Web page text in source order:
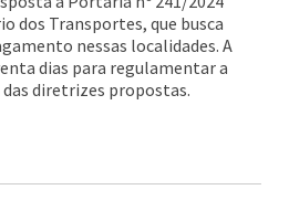
dos Transportes, que busca
nessas localidades. A
dias para regulamentar a
diretrizes propostas.